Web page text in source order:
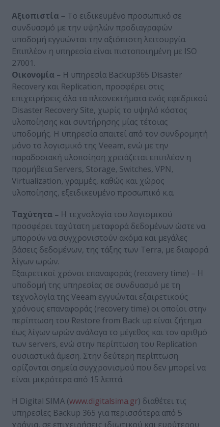
Αξιοπιστία – Το ειδικευμένο προσωπικό σε
συνδυασμό με την υψηλών προδιαγραφών
υποδομή εγγυώνται την αξιόπιστη λειτουργία.
Επιπλέον η υπηρεσία είναι πιστοποιημένη με ISO
27001.
Οικονομία – Η υπηρεσία Backup365 Disaster
Recovery και Replication, προσφέρει στις
επιχειρήσεις όλα τα πλεονεκτήματα ενός εφεδρικού
Disaster Recovery Site, χωρίς το υψηλό κόστος
υλοποίησης και συντήρησης μίας τέτοιας
υποδομής. Η υπηρεσία απαιτεί από τον συνδρομητή
μόνο το λογισμικό της Veeam, ενώ με την
παραδοσιακή υλοποίηση χρειάζεται επιπλέον η
προμήθεια Servers, Storage, Switches, VPN,
Virtualization, γραμμές, καθώς και χώρος
υλοποίησης, εξειδικευμένο προσωπικό κ.α.
Ταχύτητα – Η τεχνολογία του λογισμικού
προσφέρει ταχύτατη μεταφορά δεδομένων ώστε να
μπορούν να συγχρονιστούν ακόμα και μεγάλες
βάσεις δεδομένων, της τάξης των Terra, με διαφορά
λίγων ωρών.
Εξαιρετικοί χρόνοι επαναφοράς (recovery time) – Η
υποδομή της υπηρεσίας σε συνδυασμό με τη
τεχνολογία της Veeam εγγυώνται εξαιρετικούς
χρόνους επαναφοράς (recovery time) οι οποίοι στην
περίπτωση του Restore from Back up είναι ζήτημα
έως λίγων ωρών ανάλογα το μέγεθος και τον αριθμό
των servers, ενώ στην περίπτωση του Replication
ουσιαστικά άμεση. Στην δεύτερη περίπτωση
ορίζονται σημεία συγχρονισμού που δεν μπορεί να
είναι μικρότερα από 15 λεπτά.
Η Digital SIMA (www.digitalsima.gr) διαθέτει τις
υπηρεσίες Backup 365 για περισσότερα από 5
χρόνια, σε επιχειρήσεις ιδιωτικού και ευρύτερου